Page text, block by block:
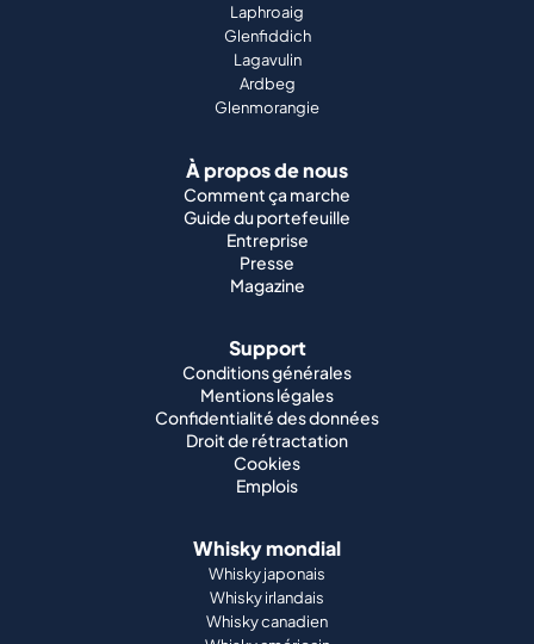
Laphroaig
Glenfiddich
Lagavulin
Ardbeg
Glenmorangie
À propos de nous
Comment ça marche
Guide du portefeuille
Entreprise
Presse
Magazine
Support
Conditions générales
Mentions légales
Confidentialité des données
Droit de rétractation
Cookies
Emplois
Whisky mondial
Whisky japonais
Whisky irlandais
Whisky canadien